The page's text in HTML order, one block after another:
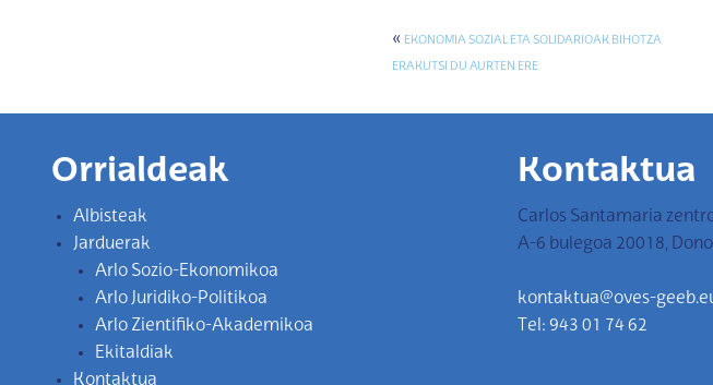
« EKONOMIA SOZIAL ETA SOLIDARIOAK BIHOTZA
ERAKUTSI DU AURTEN ERE
Orrialdeak
Albisteak
Jarduerak
Arlo Sozio-Ekonomikoa
Arlo Juridiko-Politikoa
Arlo Zientifiko-Akademikoa
Ekitaldiak
Kontaktua
Kontaktua
Carlos Santamaria
A-6 bulegoa 20018,
kontaktua@oves-
Tel: 943 01 74 62